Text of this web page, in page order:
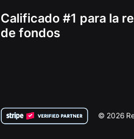
Calificado #1 para la
de fondos
© 2026